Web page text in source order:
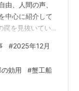
由、人間の声、
中心に紹介して
を見抜いていく
環境の地獄古
知る名作と、 現
衝撃的過ぎる内
たくなってしま
#2025年12月
の効用 #蟹工船